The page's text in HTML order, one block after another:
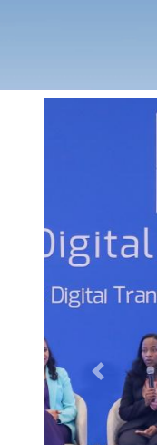
Previous